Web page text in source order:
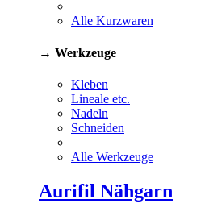
Alle Kurzwaren
→ Werkzeuge
Kleben
Lineale etc.
Nadeln
Schneiden
Alle Werkzeuge
Aurifil Nähgarn